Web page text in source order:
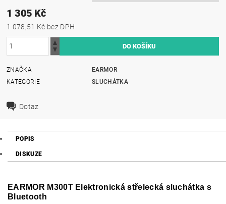
1 305 Kč
1 078,51 Kč bez DPH
ZNAČKA
EARMOR
KATEGORIE
SLUCHÁTKA
Dotaz
POPIS
DISKUZE
EARMOR M300T Elektronická střelecká sluchátka s
Bluetooth